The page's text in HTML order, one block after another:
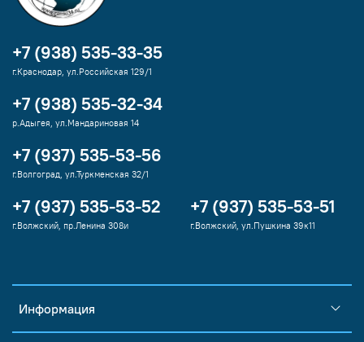
Информация
+7 (938) 535-33-35
г.Краснодар, ул.Российская 129/1
+7 (938) 535-32-34
р.Адыгея, ул.Мандариновая 14
+7 (937) 535-53-56
г.Волгоград, ул.Туркменская 32/1
+7 (937) 535-53-52
г.Волжский, пр.Ленина 308и
+7 (937) 535-53-51
г.Волжский, ул.Пушкина 39к11